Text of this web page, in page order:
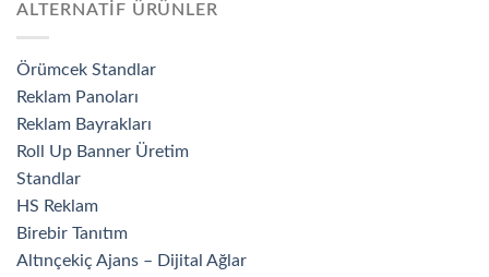
ALTERNATİF ÜRÜNLER
Örümcek Standlar
Reklam Panoları
Reklam Bayrakları
Roll Up Banner Üretim
Standlar
HS Reklam
Birebir Tanıtım
Altınçekiç Ajans – Dijital Ağlar